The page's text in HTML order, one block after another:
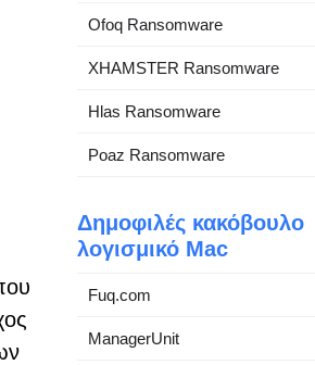
Ofoq Ransomware
XHAMSTER Ransomware
Hlas Ransomware
Poaz Ransomware
Δημοφιλές κακόβουλο
λογισμικό Mac
Fuq.com
ManagerUnit